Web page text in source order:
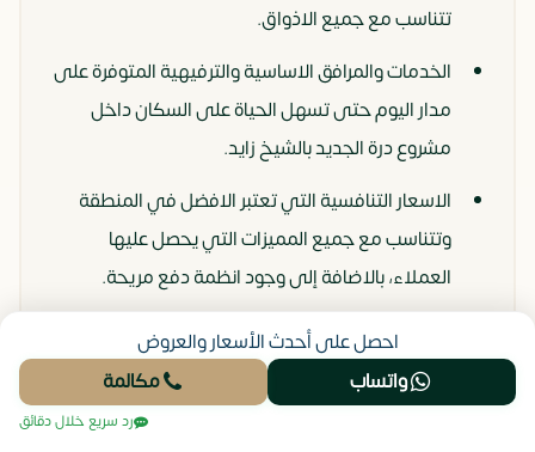
تتناسب مع جميع الاذواق.
الخدمات والمرافق الاساسية والترفيهية المتوفرة على
مدار اليوم حتى تسهل الحياة على السكان داخل
مشروع درة الجديد بالشيخ زايد.
الاسعار التنافسية التي تعتبر الافضل في المنطقة
وتتناسب مع جميع المميزات التي يحصل عليها
العملاء، بالاضافة إلى وجود انظمة دفع مريحة.
الاستثمار مع شركة درة للتطوير العقاري وهي احدى
الشركات الغنية عن التعريف استثمار ناجح ومضمون.
لا تتردد في الحجز معنا الآن لتحقيق استثمارات مضمونة
احصل على أحدث الأسعار والعروض
واتساب
مكالمة
رد سريع خلال دقائق